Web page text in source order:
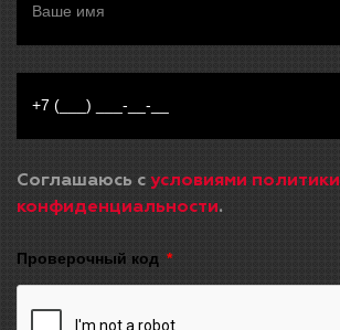
Соглашаюсь с условиями политики
конфиденциальности.
Проверочный код